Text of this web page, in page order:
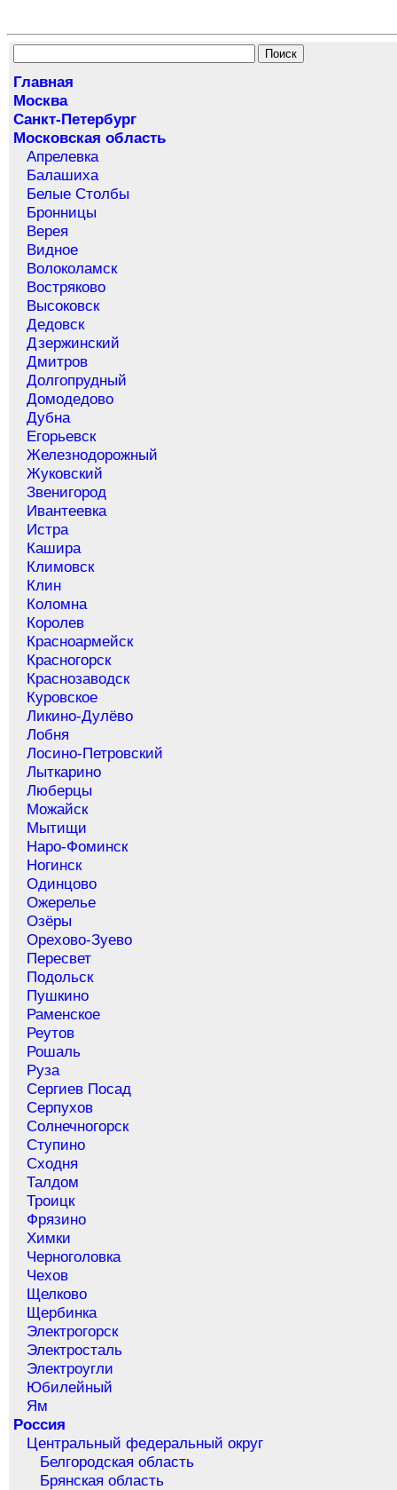
Главная
Москва
Санкт-Петербург
Московская область
Апрелевка
Балашиха
Белые Столбы
Бронницы
Верея
Видное
Волоколамск
Востряково
Высоковск
Дедовск
Дзержинский
Дмитров
Долгопрудный
Домодедово
Дубна
Егорьевск
Железнодорожный
Жуковский
Звенигород
Ивантеевка
Истра
Кашира
Климовск
Клин
Коломна
Королев
Красноармейск
Красногорск
Краснозаводск
Куровское
Ликино-Дулёво
Лобня
Лосино-Петровский
Лыткарино
Люберцы
Можайск
Мытищи
Наро-Фоминск
Ногинск
Одинцово
Ожерелье
Озёры
Орехово-Зуево
Пересвет
Подольск
Пушкино
Раменское
Реутов
Рошаль
Руза
Сергиев Посад
Серпухов
Солнечногорск
Ступино
Сходня
Талдом
Троицк
Фрязино
Химки
Черноголовка
Чехов
Щелково
Щербинка
Электрогорск
Электросталь
Электроугли
Юбилейный
Ям
Россия
Центральный федеральный округ
Белгородская область
Брянская область